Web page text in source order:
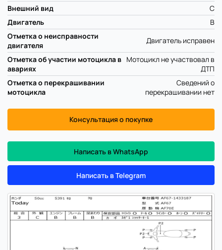
Внешний вид
C
Двигатель
B
Отметка о неисправности
двигателя
Двигатель исправен
Отметка об участии мотоцикла в
авариях
Мотоцикл не участвовал в
ДТП
Отметка о перекрашивании
мотоцикла
Сведений о
перекрашивании нет
Консультация о покупке
Написать в WhatsApp
Написать в Telegram